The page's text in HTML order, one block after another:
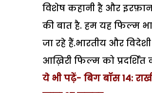
विशेष कहानी है और
की बात है. हम यह फिल्म
जा रहे हैं.भारतीय और
आख़िरी फिल्म को प्रदर्शित
ये भी पढ़ें- बिग बॉस 14: